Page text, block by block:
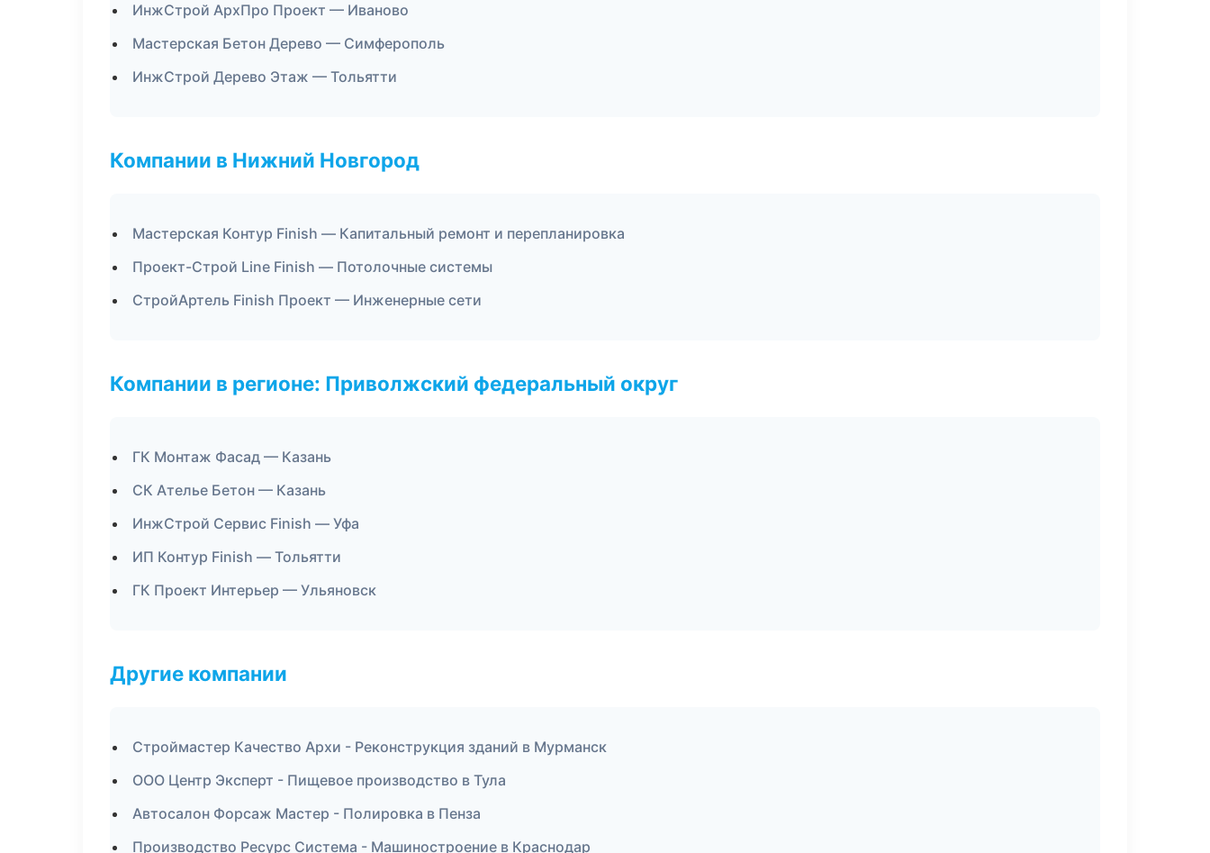
ИнжСтрой АрхПро Проект — Иваново
Мастерская Бетон Дерево — Симферополь
ИнжСтрой Дерево Этаж — Тольятти
Компании в Нижний Новгород
Мастерская Контур Finish — Капитальный ремонт и перепланировка
Проект-Строй Line Finish — Потолочные системы
СтройАртель Finish Проект — Инженерные сети
Компании в регионе: Приволжский федеральный округ
ГК Монтаж Фасад — Казань
СК Ателье Бетон — Казань
ИнжСтрой Сервис Finish — Уфа
ИП Контур Finish — Тольятти
ГК Проект Интерьер — Ульяновск
Другие компании
Строймастер Качество Архи - Реконструкция зданий в Мурманск
ООО Центр Эксперт - Пищевое производство в Тула
Автосалон Форсаж Мастер - Полировка в Пенза
Производство Ресурс Система - Машиностроение в Краснодар